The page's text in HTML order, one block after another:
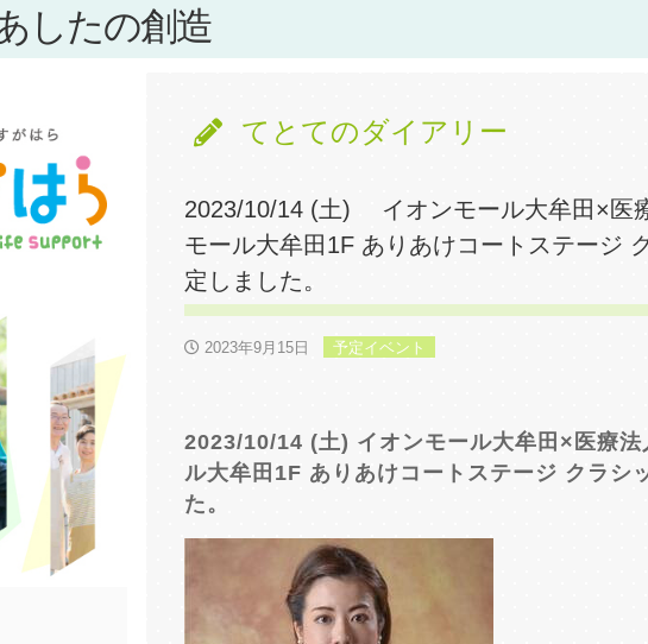
したの創造
てとてのダイアリー
2023/10/14 (土) イオンモール大牟田×医
モール大牟田1F ありあけコートステージ
定しました。
2023年9月15日 予定イベント
2023/10/14 (土) イオンモール大牟田×医療
ル大牟田1F ありあけコートステージ クラシ
た。